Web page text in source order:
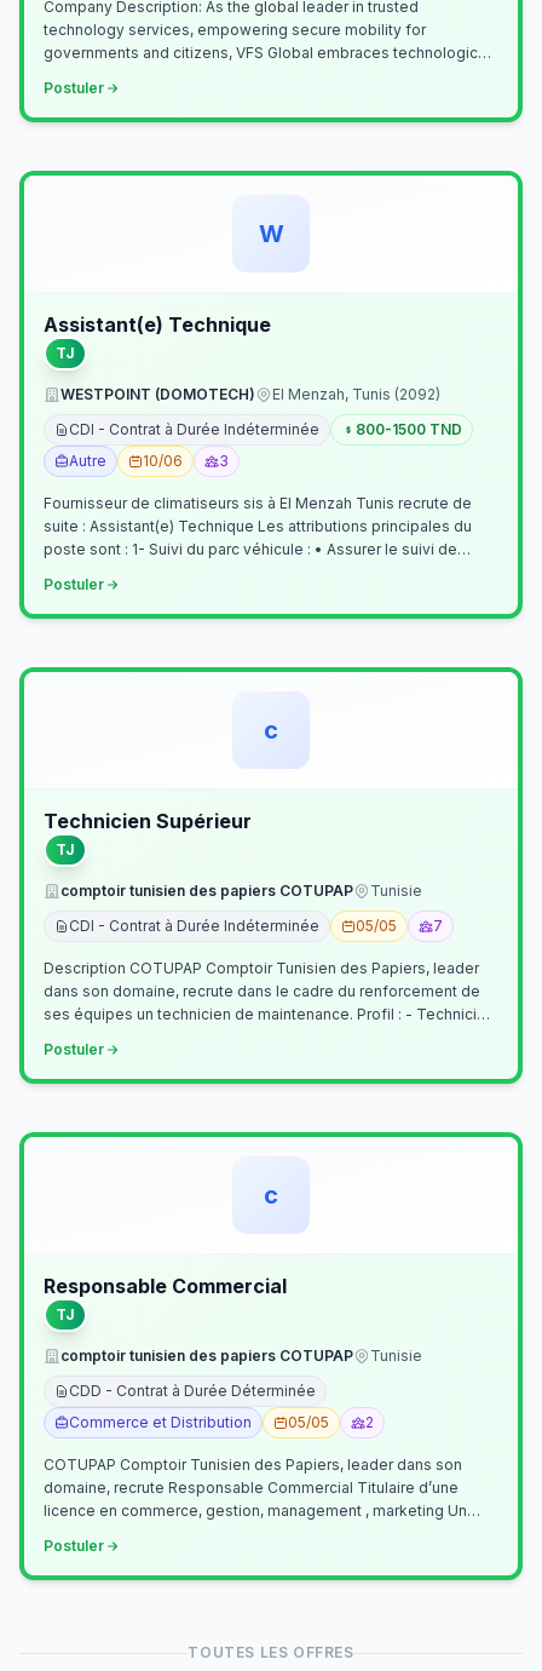
Company Description: As the global leader in trusted
technology services, empowering secure mobility for
governments and citizens, VFS Global embraces technological
Postuler
W
Assistant(e) Technique
TJ
WESTPOINT (DOMOTECH)
El Menzah, Tunis (2092)
CDI - Contrat à Durée Indéterminée
800-1500 TND
Autre
10/06 3
Fournisseur de climatiseurs sis à El Menzah Tunis recrute de
suite : Assistant(e) Technique Les attributions principales du
poste sont : 1- Suivi du parc véhicule : • Assurer le suivi de
Postuler
c
Technicien Supérieur
TJ
comptoir tunisien des papiers COTUPAP
Tunisie
CDI - Contrat à Durée Indéterminée
05/05 7
Description COTUPAP Comptoir Tunisien des Papiers, leader
dans son domaine, recrute dans le cadre du renforcement de
ses équipes un technicien de maintenance. Profil : - Technicien
Postuler
c
Responsable Commercial
TJ
comptoir tunisien des papiers COTUPAP
Tunisie
CDD - Contrat à Durée Déterminée
Commerce et Distribution
05/05 2
COTUPAP Comptoir Tunisien des Papiers, leader dans son
domaine, recrute Responsable Commercial Titulaire d’une
licence en commerce, gestion, management , marketing Un
Postuler
TOUTES LES OFFRES